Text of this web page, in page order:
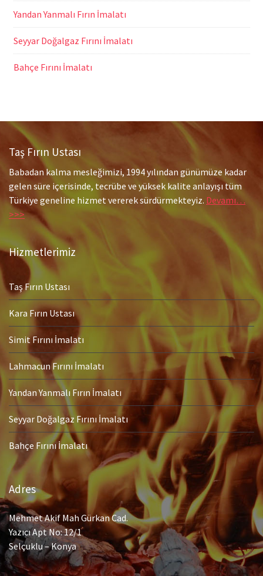
Yandan Yanmalı Fırın İmalatı
Seyyar Doğalgaz Fırını İmalatı
Bahçe Fırını İmalatı
Taş Fırın Ustası
Babadan kalma mesleğimizi, 1994 yılından günümüze kadar
gelen süre içerisinde, tecrübe ve yüksek kalite anlayışı tüm
Türkiye geneline hizmet vererek sürdürmekteyiz. Devamı…
>>>
Hizmetlerimiz
Taş Fırın Ustası
Kara Fırın Ustası
Simit Fırını İmalatı
Lahmacun Fırını İmalatı
Yandan Yanmalı Fırın İmalatı
Seyyar Doğalgaz Fırını İmalatı
Bahçe Fırını İmalatı
Adres
Mehmet Akif Mah Gürkan Cad.
Yazıcı Apt No: 12/1
Selçuklu – Konya